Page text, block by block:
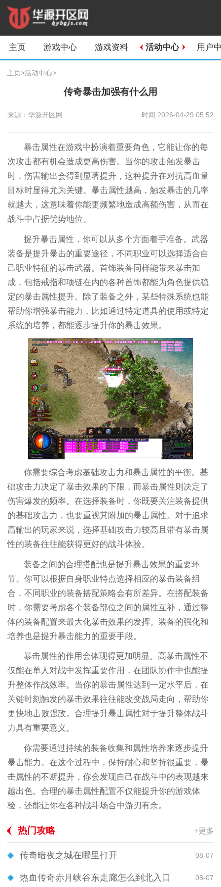
主页 游戏中心 游戏资料 活动中心 用户
主页>活动中心>
传奇暴击加强有什么用
来源：华源开区网 时间:2026-04-29 05:52
暴击属性在游戏中扮演着重要角色，它能让你的每
次攻击都有机会造成更高伤害。当你的攻击触发暴击
时，伤害输出会得到显著提升，这种提升在对抗高血量
目标时显得尤为关键。暴击属性越高，触发暴击的几率
就越大，这意味着你能更频繁地造成高额伤害，从而在
战斗中占据优势地位。
提升暴击属性，你可以从多个方面着手准备。武器
装备是提升暴击的重要途径，不同职业可以选择适合自
己职业特征的暴击武器。首饰装备同样能带来暴击加
成，包括戒指和项链在内的各种首饰都能为角色提供稳
定的暴击属性提升。除了装备之外，某些特殊系统也能
帮助你增强暴击能力，比如通过特定道具的使用或特定
系统的培养，都能逐步提升你的暴击效果。
你需要综合考虑基础攻击力和暴击属性的平衡。基
础攻击力决定了暴击效果的下限，而暴击属性则决定了
伤害爆发的频率。在选择装备时，你既要关注装备提供
的基础攻击力，也要重视其附加的暴击属性。对于追求
高输出的玩家来说，选择基础攻击力较高且带有暴击属
性的装备往往能获得更好的战斗体验。
装备之间的合理搭配也是提升暴击效果的重要环
节。你可以根据自身职业特点选择相应的暴击装备组
合，不同职业的装备搭配策略会有所差异。在搭配装备
时，你需要考虑各个装备部位之间的属性互补，通过整
体的装备配置来最大化暴击效果的发挥。装备的强化和
培养也是提升暴击能力的重要手段。
暴击属性的作用会体现得更加明显。高暴击属性不
仅能在单人对战中发挥重要作用，在团队协作中也能提
升整体作战效率。当你的暴击属性达到一定水平后，在
关键时刻触发的暴击效果往往能改变战局走向，帮助你
更快地击败强敌。合理提升暴击属性对于提升整体战斗
力具有重要意义。
你需要通过持续的装备收集和属性培养来逐步提升
暴击能力。在这个过程中，保持耐心和坚持很重要，暴
击属性的不断提升，你会发现自己在战斗中的表现越来
越出色。合理的暴击属性配置不仅能提升你的游戏体
验，还能让你在各种战斗场合中游刃有余。
热门攻略 +更多
传奇暗夜之城在哪里打开 08-07
热血传奇赤月峡谷东走廊怎么到北入口 08-07